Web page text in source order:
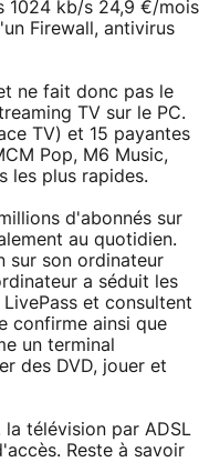
1024 kb/s 24,9 €/mois
Firewall, antivirus
ne fait donc pas le
TV sur le PC.
TV) et 15 payantes
Pop, M6 Music,
les plus rapides.
d'abonnés sur
au quotidien.
sur son ordinateur
a séduit les
et consultent
confirme ainsi que
un terminal
des DVD, jouer et
télévision par ADSL
Reste à savoir